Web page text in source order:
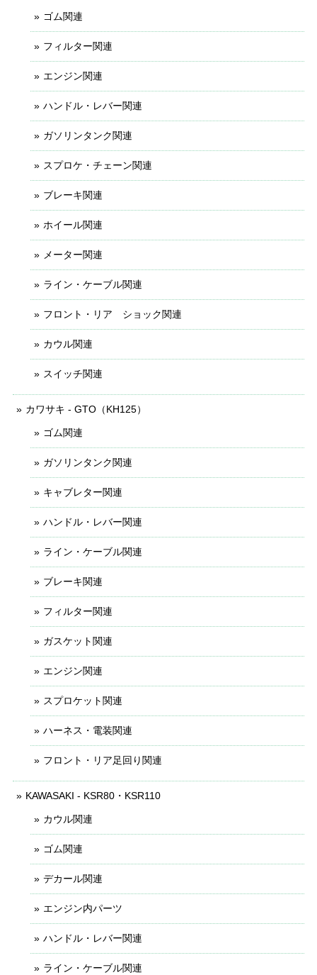
ゴム関連
フィルター関連
エンジン関連
ハンドル・レバー関連
ガソリンタンク関連
スプロケ・チェーン関連
ブレーキ関連
ホイール関連
メーター関連
ライン・ケーブル関連
フロント・リア ショック関連
カウル関連
スイッチ関連
カワサキ - GTO（KH125）
ゴム関連
ガソリンタンク関連
キャブレター関連
ハンドル・レバー関連
ライン・ケーブル関連
ブレーキ関連
フィルター関連
ガスケット関連
エンジン関連
スプロケット関連
ハーネス・電装関連
フロント・リア足回り関連
KAWASAKI - KSR80・KSR110
カウル関連
ゴム関連
デカール関連
エンジン内パーツ
ハンドル・レバー関連
ライン・ケーブル関連